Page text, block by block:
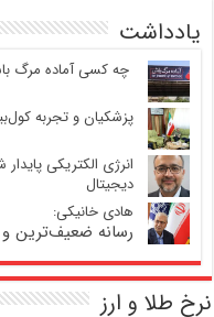
یادداشت
چه کسی آماده مرگ
پزشکیان و تجربه
انرژی الکتریکی
دیجیتال
هادی خانیکی:
رسانه ضعیف‌ترین
نرخ طلا و ارز